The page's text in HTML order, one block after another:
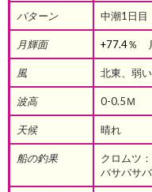
パターン 中潮1日
月輝面 +77.4％
風 北東、弱い
波高 0-0.5Ｍ
天候 晴れ
船の釣果
クロムツ
バサバサ